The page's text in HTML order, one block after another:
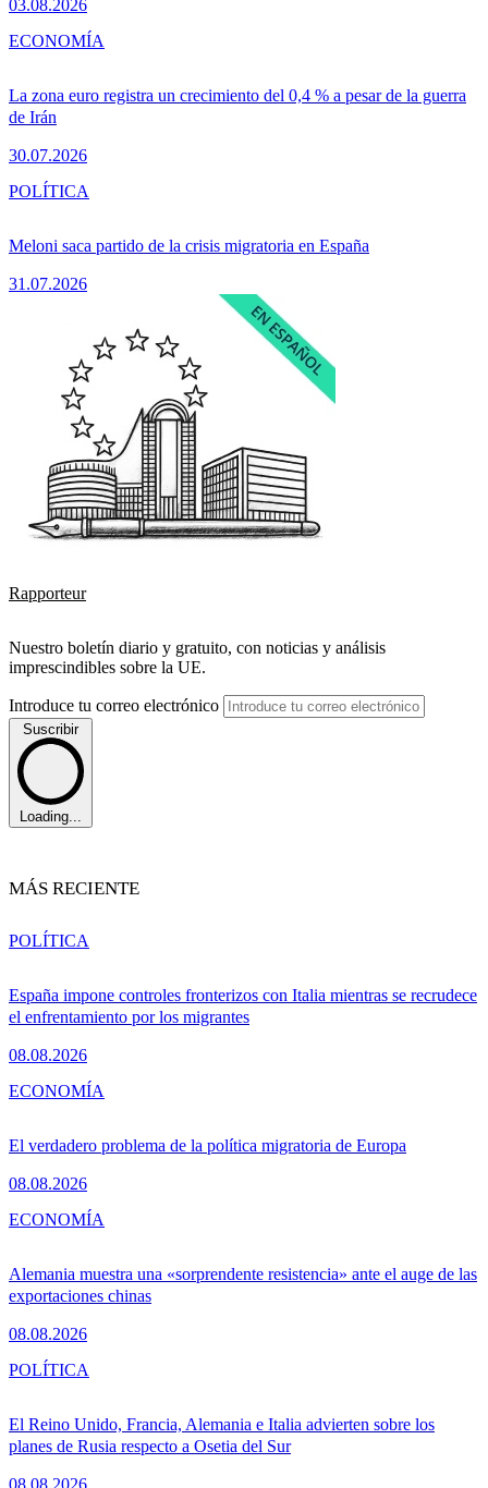
03.08.2026
La zona euro registra un crecimiento del 0,4 % a pesar de la guerra
de Irán
30.07.2026
ECONOMÍA
Meloni saca partido de la crisis migratoria en España
31.07.2026
POLÍTICA
Rapporteur
Nuestro boletín diario y gratuito, con noticias y análisis
imprescindibles sobre la UE.
Introduce tu correo electrónico
Suscribir
Loading...
MÁS RECIENTE
España impone controles fronterizos con Italia mientras se recrudece
el enfrentamiento por los migrantes
08.08.2026
POLÍTICA
El verdadero problema de la política migratoria de Europa
08.08.2026
ECONOMÍA
Alemania muestra una «sorprendente resistencia» ante el auge de las
exportaciones chinas
08.08.2026
ECONOMÍA
El Reino Unido, Francia, Alemania e Italia advierten sobre los
planes de Rusia respecto a Osetia del Sur
08.08.2026
POLÍTICA